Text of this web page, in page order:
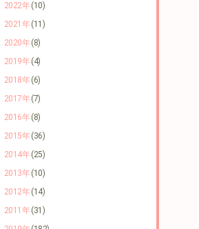
2022年(10)
2021年(11)
2020年(8)
2019年(4)
2018年(6)
2017年(7)
2016年(8)
2015年(36)
2014年(25)
2013年(10)
2012年(14)
2011年(31)